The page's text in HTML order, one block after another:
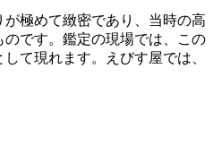
極めて緻密であり、当時の高
です。鑑定の現場では、この
て現れます。えびす屋では、